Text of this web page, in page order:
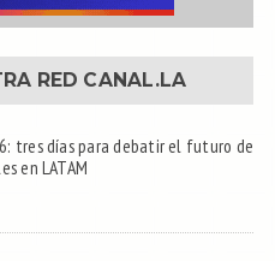
RED CANAL.LA
tres días para debatir el futuro de
en LATAM